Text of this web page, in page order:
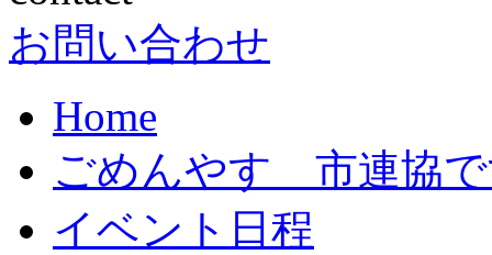
お問い合わせ
Home
ごめんやす 市連協
イベント日程